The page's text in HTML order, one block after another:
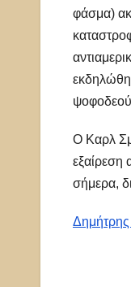
φάσμα)
Ο Καρλ
εξαίρεση
σήμερα,